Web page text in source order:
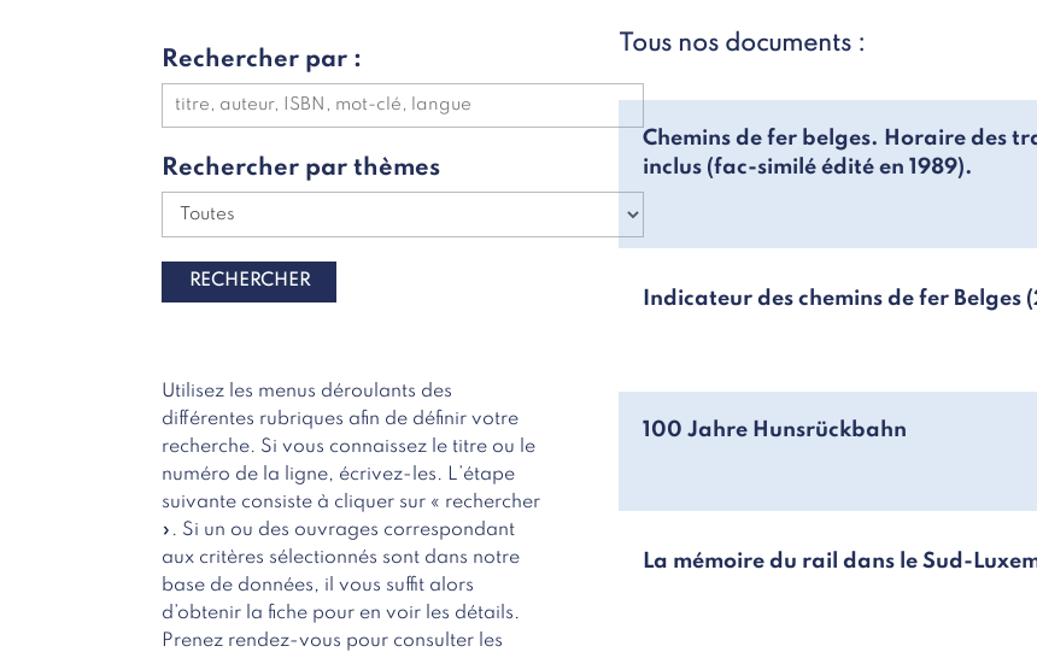
Rechercher par :
Rechercher par thèmes
Utilisez les menus déroulants des
différentes rubriques afin de définir votre
recherche. Si vous connaissez le titre ou le
numéro de la ligne, écrivez-les. L’étape
suivante consiste à cliquer sur « rechercher
». Si un ou des ouvrages correspondant
aux critères sélectionnés sont dans notre
base de données, il vous suffit alors
d’obtenir la fiche pour en voir les détails.
Prenez rendez-vous pour consulter les
Tous nos documents :
Chemins de fer belges. Horaire des
inclus (fac-similé édité en 1989).
Indicateur des chemins de fer
100 Jahre Hunsrückbahn
La mémoire du rail dans le Sud-